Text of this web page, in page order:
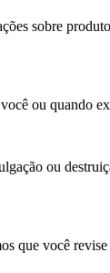
sobre
ou quando
ou
que você